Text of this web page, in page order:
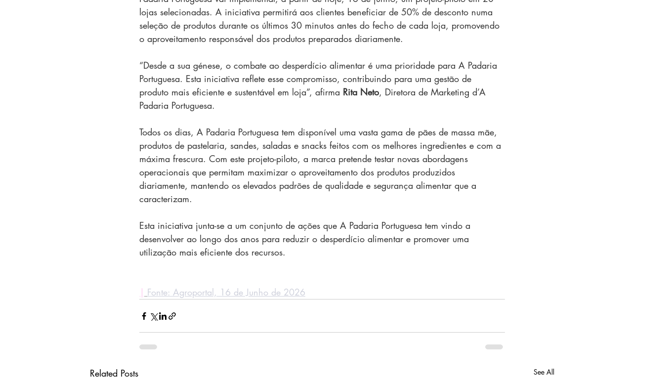
lojas selecionadas. A iniciativa permitirá aos clientes beneficiar de 50% de desconto numa
seleção de produtos durante os últimos 30 minutos antes do fecho de cada loja, promovendo
o aproveitamento responsável dos produtos preparados diariamente.
“Desde a sua génese, o combate ao desperdício alimentar é uma prioridade para A Padaria
Portuguesa. Esta iniciativa reflete esse compromisso, contribuindo para uma gestão de
produto mais eficiente e sustentável em loja”, afirma Rita Neto, Diretora de Marketing d’A
Padaria Portuguesa.
Todos os dias, A Padaria Portuguesa tem disponível uma vasta gama de pães de massa mãe,
produtos de pastelaria, sandes, saladas e snacks feitos com os melhores ingredientes e com a
máxima frescura. Com este projeto-piloto, a marca pretende testar novas abordagens
operacionais que permitam maximizar o aproveitamento dos produtos produzidos
diariamente, mantendo os elevados padrões de qualidade e segurança alimentar que a
caracterizam.
Esta iniciativa junta-se a um conjunto de ações que A Padaria Portuguesa tem vindo a
desenvolver ao longo dos anos para reduzir o desperdício alimentar e promover uma
utilização mais eficiente dos recursos.
| Fonte: Agroportal, 16 de Junho de 2026
Related Posts See All